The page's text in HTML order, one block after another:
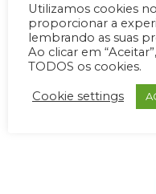
Utilizamos cookies
proporcionar a
lembrando as suas
Ao clicar em
TODOS os cookies.
Cookie settings